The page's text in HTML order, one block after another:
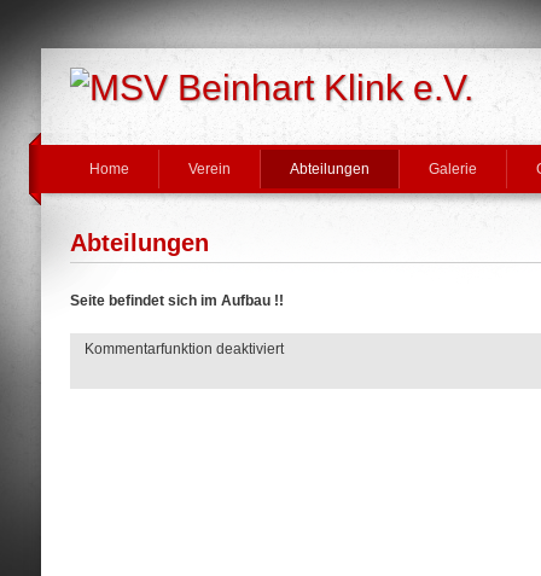
Home Verein Abteilungen Galerie
Abteilungen
Seite befindet sich im Aufbau !!
Kommentarfunktion deaktiviert